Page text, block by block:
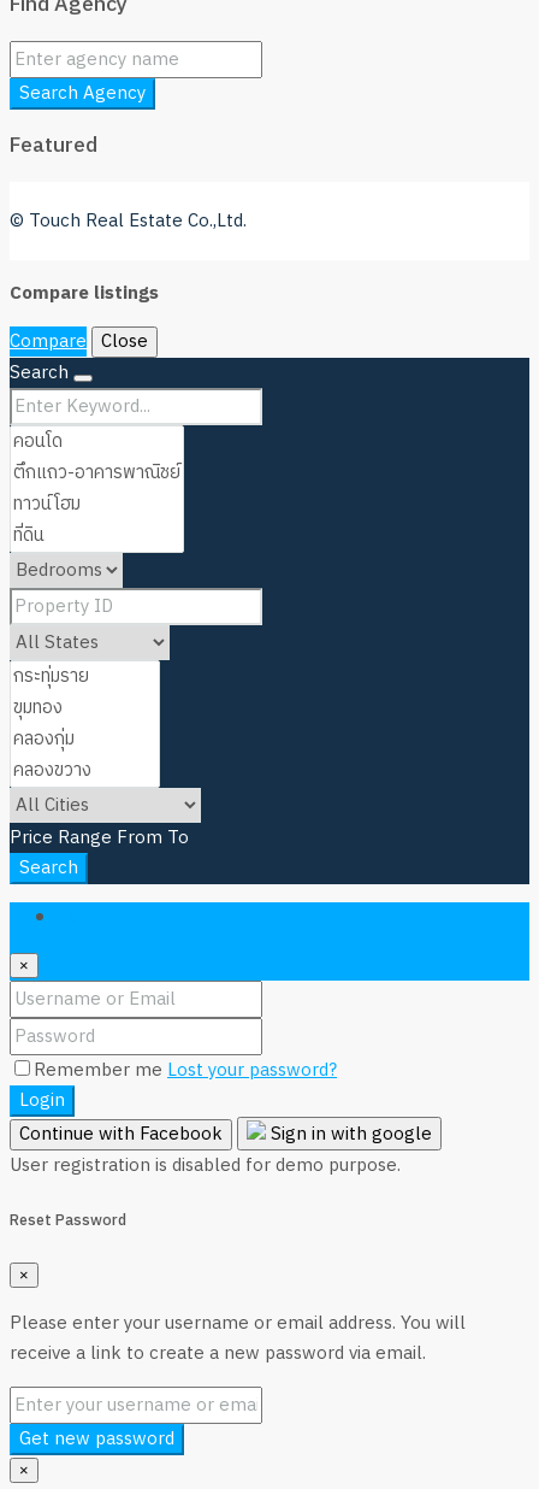
Search Agency
Featured
© Touch Real Estate Co.,Ltd.
Compare listings
Compare Close
Search
Price Range From To
Search
×
Remember me Lost your password?
Login
Continue with Facebook
Sign in with google
User registration is disabled for demo purpose.
Reset Password
×
Please enter your username or email address. You will
receive a link to create a new password via email.
Get new password
×